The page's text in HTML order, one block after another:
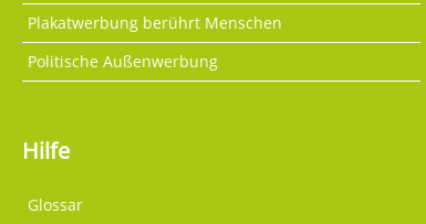
Plakatwerbung berührt Menschen
Politische Außenwerbung
Hilfe
Glossar